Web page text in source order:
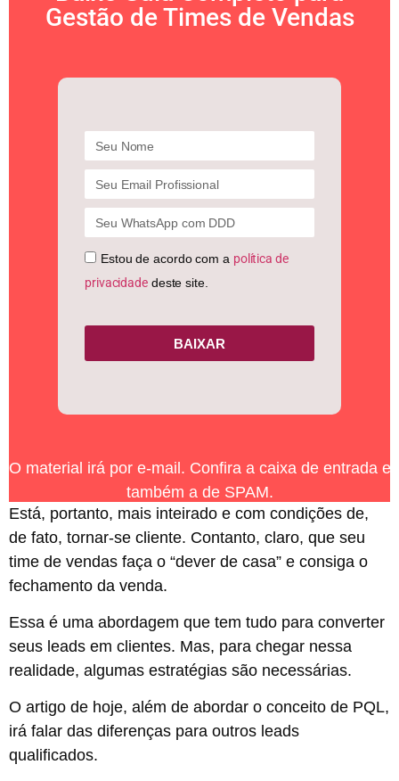
Gestão de Times de Vendas
Estou de acordo com a política de
privacidadedeste site.
BAIXAR
O material irá por e-mail. Confira a caixa de entrada e
também a de SPAM.
Está, portanto, mais inteirado e com condições de,
de fato, tornar-se cliente. Contanto, claro, que seu
time de vendas faça o “dever de casa” e consiga o
fechamento da venda.
Essa é uma abordagem que tem tudo para converter
seus leads em clientes. Mas, para chegar nessa
realidade, algumas estratégias são necessárias.
O artigo de hoje, além de abordar o conceito de PQL,
irá falar das diferenças para outros leads
qualificados.